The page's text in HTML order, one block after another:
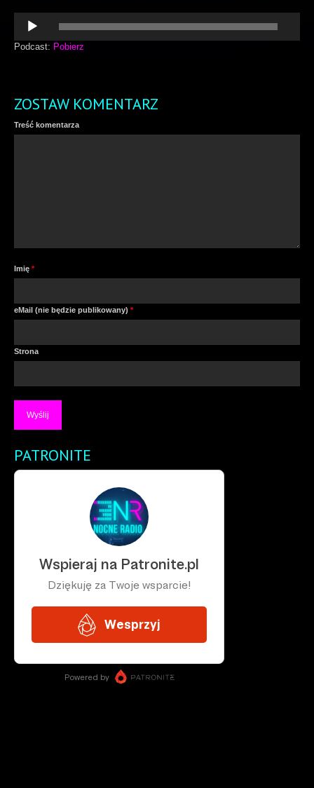
Odtwarzacz
plików
dźwiękowych
Podcast: Pobierz
ZOSTAW KOMENTARZ
Treść komentarza
Imię *
eMail (nie będzie publikowany) *
Strona
PATRONITE